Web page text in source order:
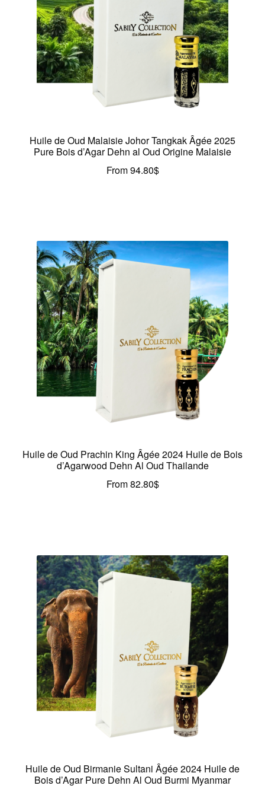
Huile de Oud Malaisie Johor Tangkak Âgée 2025
Pure Bois d’Agar Dehn al Oud Origine Malaisie
From94.80$
Huile de Oud Prachin King Âgée 2024 Huile de Bois
d’Agarwood Dehn Al Oud Thailande
From82.80$
Huile de Oud Birmanie Sultani Âgée 2024 Huile de
Bois d’Agar Pure Dehn Al Oud Burmi Myanmar